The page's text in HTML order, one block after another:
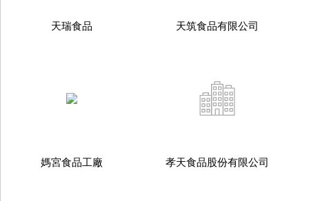
天瑞食品 天筑食品有限公司
媽宮食品工廠 孝天食品股份有限公司